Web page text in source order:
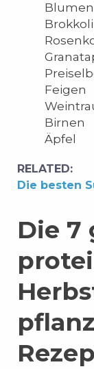
Brokkoli
Feigen
Birnen
Äpfel
RELATED:
Die besten
Die 7